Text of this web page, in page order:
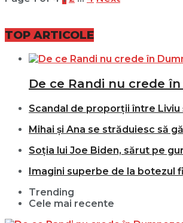
TOP ARTICOLE
De ce Randi nu crede
Scandal de proporții între Liviu
Mihai și Ana se străduiesc să
Soția lui Joe Biden, sărut pe
Imagini superbe de la botezul
Trending
Cele mai recente